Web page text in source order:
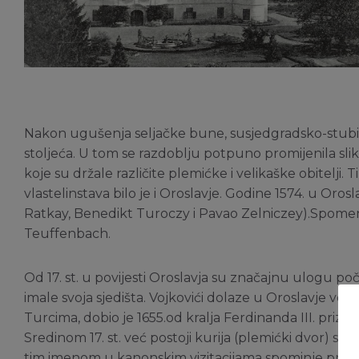
Nakon ugušenja seljačke bune, susjedgradsko-
stoljeća. U tom se razdoblju potpuno promijenila
koje su držale različite plemićke i velikaške obitelji.
vlastelinstava bilo je i Oroslavje. Godine 1574. u
Ratkay, Benedikt Turoczy i Pavao
Teuffenbach.
Od 17. st. u povijesti Oroslavja su značajnu ulogu
imale svoja sjedišta. Vojkovići dolaze u Oroslavje već
Turcima, dobio je 1655.od kralja Ferdinanda III.
Sredinom 17. st. već postoji kurija (plemićki dvor) sa